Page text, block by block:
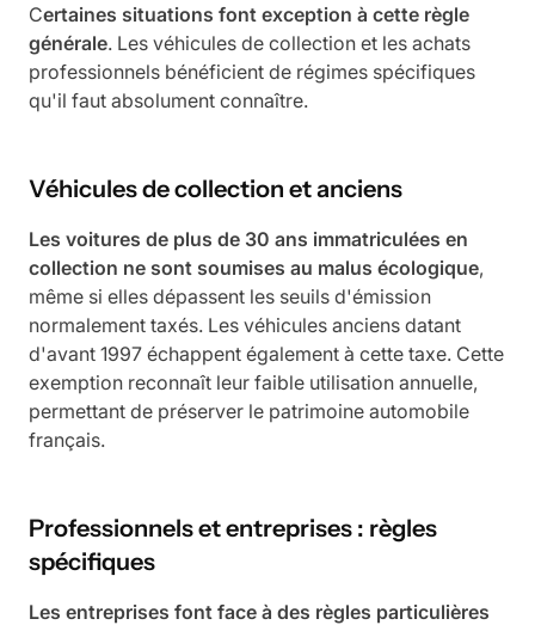
Certaines situations font exception à cette règle
générale. Les véhicules de collection et les achats
professionnels bénéficient de régimes spécifiques
qu'il faut absolument connaître.
Véhicules de collection et anciens
Les voitures de plus de 30 ans immatriculées en
collection ne sont soumises au malus écologique,
même si elles dépassent les seuils d'émission
normalement taxés. Les véhicules anciens datant
d'avant 1997 échappent également à cette taxe. Cette
exemption reconnaît leur faible utilisation annuelle,
permettant de préserver le patrimoine automobile
français.
Professionnels et entreprises : règles
spécifiques
Les entreprises font face à des règles particulières